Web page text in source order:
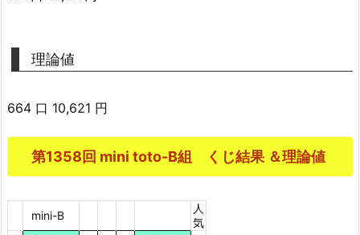
理論値
664 口 10,621 円
第1358回 mini toto-B組 くじ結果 ＆理論値
mini-B
人
気